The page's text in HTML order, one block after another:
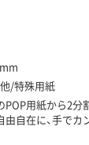
/特殊用紙
用紙から2分
自在に、手で